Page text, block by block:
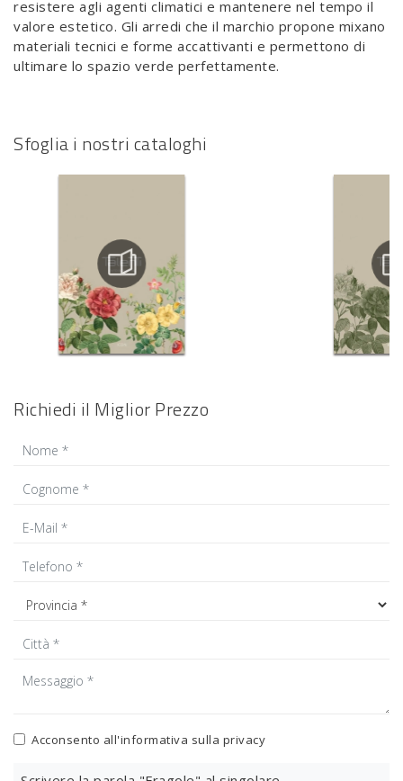
resistere agli agenti climatici e mantenere nel tempo il
valore estetico. Gli arredi che il marchio propone mixano
materiali tecnici e forme accattivanti e permettono di
ultimare lo spazio verde perfettamente.
Sfoglia i nostri cataloghi
Richiedi il Miglior Prezzo
Acconsento all'informativa sulla privacy